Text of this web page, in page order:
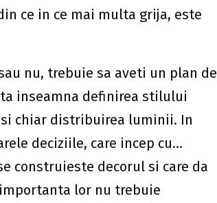
ce in ce mai multa grija, este
nu, trebuie sa aveti un plan de
inseamna definirea stilului
chiar distribuirea luminii. In
deciziile, care incep cu…
construieste decorul si care da
lor nu trebuie